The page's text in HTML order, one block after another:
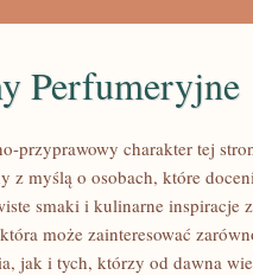
Perfumeryjne
przyprawowy charakter tej
z myślą o osobach, które
smaki i kulinarne inspiracje
może zainteresować
jak i tych, którzy od dawna